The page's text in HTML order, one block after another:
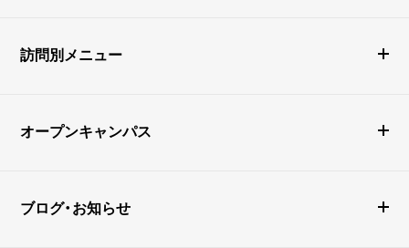
訪問別メニュー
オープンキャンパス
ブログ・お知らせ